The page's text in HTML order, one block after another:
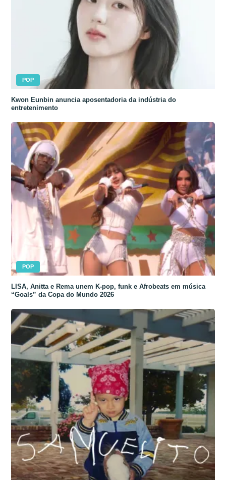
POP
Kwon Eunbin anuncia aposentadoria da indústria do
entretenimento
POP
LISA, Anitta e Rema unem K-pop, funk e Afrobeats em música
“Goals” da Copa do Mundo 2026